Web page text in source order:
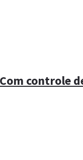
controle